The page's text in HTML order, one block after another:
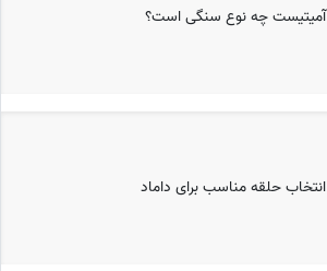
آمیتیست چه نوع سنگی است؟
انتخاب حلقه مناسب برای داماد